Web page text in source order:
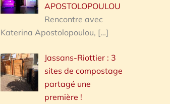
APOSTOLOPOULOU
Rencontre avec
Katerina Apostolopoulou, […]
Jassans-Riottier : 3
sites de compostage
partagé une
première !